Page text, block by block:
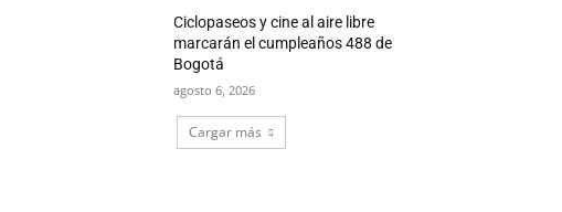
Ciclopaseos y cine al aire libre
marcarán el cumpleaños 488 de
Bogotá
agosto 6, 2026
Cargar más